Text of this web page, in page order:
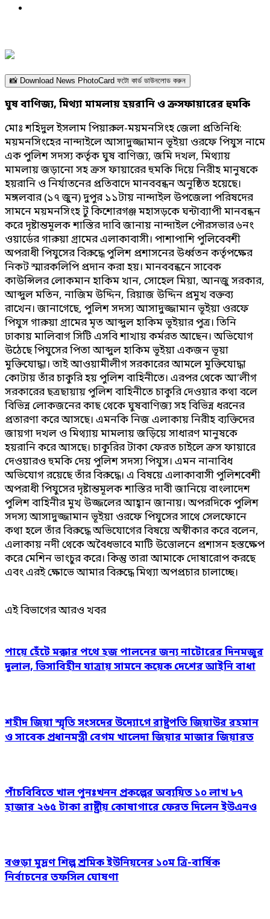
📸 Download News PhotoCard ফটো কার্ড ডাউনলোড করুন
ঘুষ বাণিজ্য, মিথ্যা মামলায় হয়রানি ও ক্রসফায়ারের হুমকি
মোঃ শহিদুল ইসলাম পিয়ারুল-ময়মনসিংহ জেলা প্রতিনিধি:
ময়মনসিংহের নান্দাইলে আসাদুজ্জামান ভূইয়া ওরফে পিযুস নামে
এক পুলিশ সদস্য কর্তৃক ঘুষ বাণিজ্য, জমি দখল, মিথ্যায়
মামলায় জড়ানো সহ ক্রস ফায়ারের হুমকি দিয়ে নিরীহ মানুষকে
হয়রানি ও নির্যাতনের প্রতিবাদে মানববন্ধন অনুষ্ঠিত হয়েছে।
মঙ্গলবার (১৭ জুন) দুপুর ১১টায় নান্দাইল উপজেলা পরিষদের
সামনে ময়মনসিংহ টু কিশোরগঞ্জ মহাসড়কে ঘন্টাব্যাপী মানবন্ধন
করে দৃষ্টান্তমূলক শাস্তির দাবি জানায় নান্দাইল পৌরসভার ৬নং
ওয়ার্ডের গারুয়া গ্রামের এলাকাবাসী। পাশাপাশি পুলিবেবশী
অপরাধী পিযুসের বিরুদ্ধে পুলিশ প্রশাসনের উর্ধ্বতন কর্তৃপক্ষের
নিকট স্মারকলিপি প্রদান করা হয়। মানববন্ধনে সাবেক
কাউন্সিলর লোকমান হাকিম খান, সোহেল মিয়া, আনজু সরকার,
আব্দুল মতিন, নাজিম উদ্দিন, রিয়াজ উদ্দিন প্রমুখ বক্তব্য
রাখেন। জানাগেছে, পুলিশ সদস্য আসাদুজ্জামান ভূইয়া ওরফে
পিযুস গারুয়া গ্রামের মৃত আব্দুল হাকিম ভূইয়ার পুত্র। তিনি
ঢাকায় মালিবাগ সিটি এসবি শাখায় কর্মরত আছেন। অভিযোগ
উঠেছে পিযুসের পিতা আব্দুল হাকিম ভূইয়া একজন ভূয়া
মুক্তিযোদ্ধা। তাই আওয়ামীলীগ সরকারের আমলে মুক্তিযোদ্ধা
কোটায় তাঁর চাকুরি হয় পুলিশ বাহিনীতে। এরপর থেকে আ’লীগ
সরকারের ছত্রছায়ায় পুলিশ বাহিনীতে চাকুরি দেওয়ার কথা বলে
বিভিন্ন লোকজনের কাছ থেকে ঘুষবাণিজ্য সহ বিভিন্ন ধরনের
প্রতারণা করে আসছে। এমনকি নিজ এলাকায় নিরীহ ব্যক্তিদের
জায়গা দখল ও মিথ্যায় মামলায় জড়িয়ে সাধারণ মানুষকে
হয়রানি করে আসছে। চাকুরির টাকা ফেরত চাইলে ক্রস ফায়ারে
দেওয়ারও হুমকি দেয় পুলিশ সদস্য পিযুস। এমন নানাবিধ
অভিযোগ রয়েছে তাঁর বিরুদ্ধে। এ বিষয়ে এলাকাবাসী পুলিশবেশী
অপরাধী পিযুসের দৃষ্টান্তমূলক শাস্তির দাবী জানিয়ে বাংলাদেশ
পুলিশ বাহিনীর মুখ উজ্জলের আহ্বান জানায়। অপরদিকে পুলিশ
সদস্য আসাদুজ্জামান ভূইয়া ওরফে পিযুসের সাথে সেলফোনে
কথা হলে তাঁর বিরুদ্ধে অভিযোগের বিষয়ে অস্বীকার করে বলেন,
এলাকায় নদী থেকে অবৈধভাবে মাটি উত্তোলনে প্রশাসন হস্তক্ষেপ
করে মেশিন ভাংচুর করে। কিন্তু তারা আমাকে দোষারোপ করছে
এবং এরই ক্ষোভে আমার বিরুদ্ধে মিথ্যা অপপ্রচার চালাচ্ছে।
এই বিভাগের আরও খবর
পায়ে হেঁটে মক্কার পথে হজ পালনের জন্য নাটোরের দিনমজুর
দুলাল, ভিসাবিহীন যাত্রায় সামনে কয়েক দেশের আইনি বাধা
শহীদ জিয়া স্মৃতি সংসদের উদ্যোগে রাষ্ট্রপতি জিয়াউর রহমান
ও সাবেক প্রধানমন্ত্রী বেগম খালেদা জিয়ার মাজার জিয়ারত
পাঁচবিবিতে খাল পুনঃখনন প্রকল্পের অব্যয়িত ১০ লাখ ৮৭
হাজার ২৬৫ টাকা রাষ্ট্রীয় কোষাগারে ফেরত দিলেন ইউএনও
বগুড়া মুদ্রণ শিল্প শ্রমিক ইউনিয়নের ১০ম ত্রি-বার্ষিক
নির্বাচনের তফসিল ঘোষণা